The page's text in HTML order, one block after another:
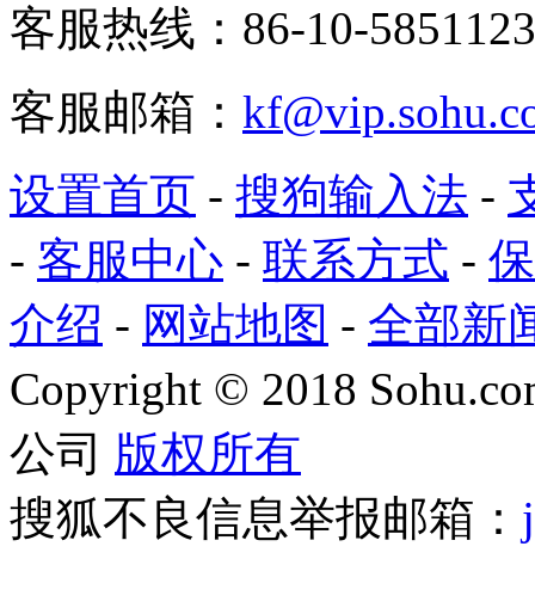
客服热线：86-10-
客服邮箱：
设置首页 - 搜狗输入法 -
- 客服中心 - 联系方式 -
介绍 - 网站地图 - 全部新
Copyright © 2018
公司 版权所有
搜狐不良信息举报邮箱：